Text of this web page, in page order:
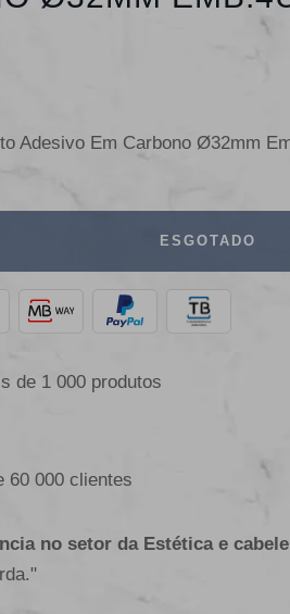
Adesivo Em Carbono Ø32mm
ESGOTADO
de 1 000 produtos
60 000 clientes
no setor da Estética e